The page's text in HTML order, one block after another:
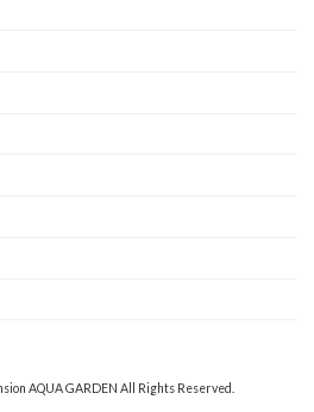
AQUA GARDEN All Rights Reserved.